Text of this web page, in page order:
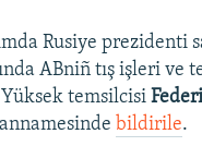
Rusiye prezidenti
ABniñ tış işleri ve
temsilcisi
bildirile.